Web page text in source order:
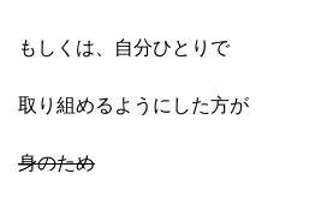
もしくは、自分ひとりで
取り組めるようにした方が
身のため